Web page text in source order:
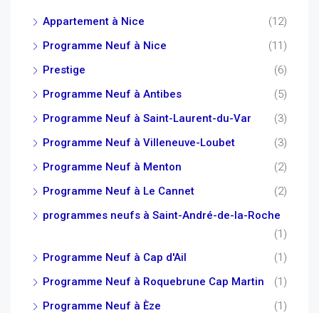
Appartement à Nice
(12)
Programme Neuf à Nice
(11)
Prestige
(6)
Programme Neuf à Antibes
(5)
Programme Neuf à Saint-Laurent-du-Var
(3)
Programme Neuf à Villeneuve-Loubet
(3)
Programme Neuf à Menton
(2)
Programme Neuf à Le Cannet
(2)
programmes neufs à Saint-André-de-la-Roche
(1)
Programme Neuf à Cap d'Ail
(1)
Programme Neuf à Roquebrune Cap Martin
(1)
Programme Neuf à Èze
(1)